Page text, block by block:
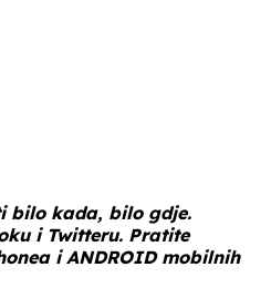
bilo kada, bilo gdje.
i Twitteru. Pratite
iANDROIDmobilnih